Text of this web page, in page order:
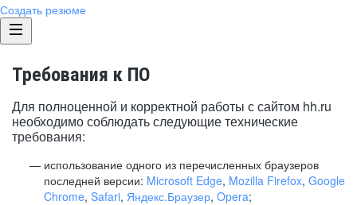
Создать резюме
Требования к ПО
Для полноценной и корректной работы с сайтом hh.ru
необходимо соблюдать следующие технические
требования:
использование одного из перечисленных браузеров
последней версии: Microsoft Edge, Mozilla Firefox, Google
Chrome, Safari, Яндекс.Браузер, Opera;